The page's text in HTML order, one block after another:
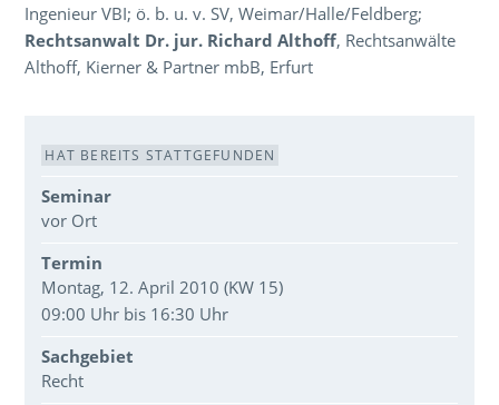
Ingenieur VBI; ö. b. u. v. SV, Weimar/Halle/Feldberg;
Rechtsanwalt Dr. jur. Richard Althoff, Rechtsanwälte
Althoff, Kierner & Partner mbB, Erfurt
Veranstaltungsdaten
HAT BEREITS STATTGEFUNDEN
Seminar
vor Ort
Termin
Montag, 12. April 2010 (KW 15)
09:00 Uhr bis 16:30 Uhr
Sachgebiet
Recht